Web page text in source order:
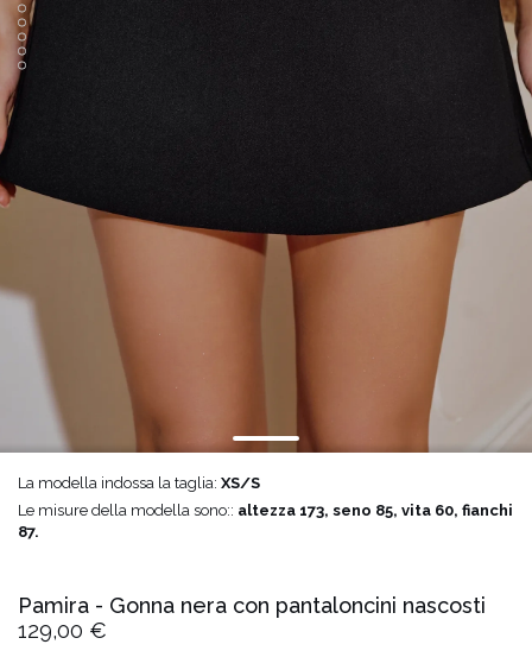
Pamira - Gonna nera con pantaloncini nascosti
129,00 €
La modella indossa la taglia: XS/S
Le misure della modella sono:: altezza 173, seno 85, vita 60, fianchi
87.